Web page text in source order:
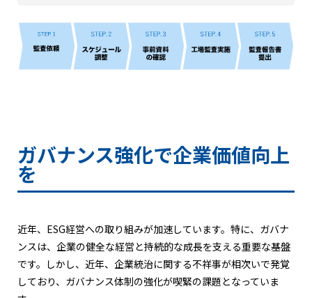
ガバナンス強化で企業価値向上
を
近年、ESG経営への取り組みが加速しています。特に、ガバナ
ンスは、企業の健全な経営と持続的な成長を支える重要な基盤
です。しかし、近年、企業統治に関する不祥事が相次いで発覚
しており、ガバナンス体制の強化が喫緊の課題となっていま